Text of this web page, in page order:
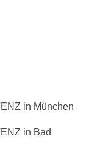
in München
in Bad